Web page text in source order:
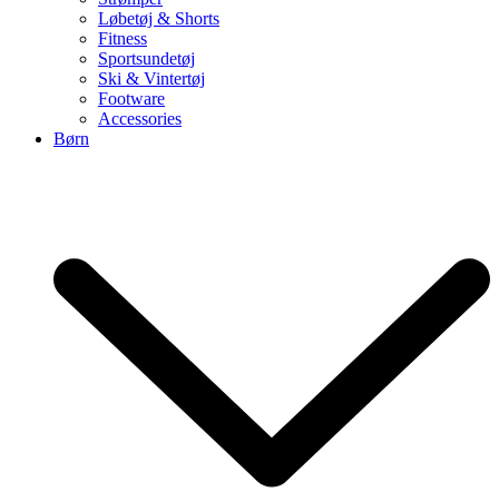
Løbetøj & Shorts
Fitness
Sportsundetøj
Ski & Vintertøj
Footware
Accessories
Børn